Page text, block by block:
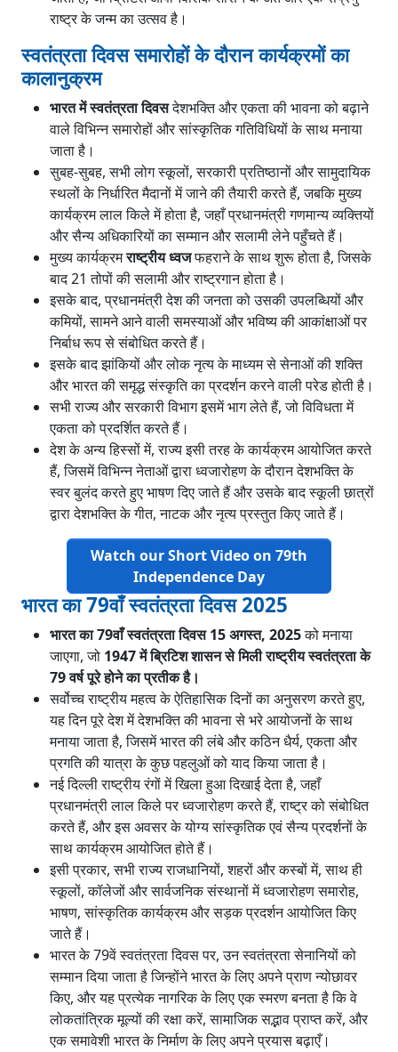
राष्ट्र के जन्म का उत्सव है।
स्वतंत्रता दिवस समारोहों के दौरान कार्यक्रमों का
कालानुक्रम
भारत में स्वतंत्रता दिवसदेशभक्ति और एकता की भावना को बढ़ाने
वाले विभिन्न समारोहों और सांस्कृतिक गतिविधियों के साथ मनाया
जाता है।
सुबह-सुबह, सभी लोग स्कूलों, सरकारी प्रतिष्ठानों और सामुदायिक
स्थलों के निर्धारित मैदानों में जाने की तैयारी करते हैं, जबकि मुख्य
कार्यक्रम लाल किले में होता है, जहाँ प्रधानमंत्री गणमान्य व्यक्तियों
और सैन्य अधिकारियों का सम्मान और सलामी लेने पहुँचते हैं।
मुख्य कार्यक्रमराष्ट्रीय ध्वजफहराने के साथ शुरू होता है, जिसके
बाद 21 तोपों की सलामी और राष्ट्रगान होता है।
इसके बाद, प्रधानमंत्री देश की जनता को उसकी उपलब्धियों और
कमियों, सामने आने वाली समस्याओं और भविष्य की आकांक्षाओं पर
निर्बाध रूप से संबोधित करते हैं।
इसके बाद झांकियों और लोक नृत्य के माध्यम से सेनाओं की शक्ति
और भारत की समृद्ध संस्कृति का प्रदर्शन करने वाली परेड होती है।
सभी राज्य और सरकारी विभाग इसमें भाग लेते हैं, जो विविधता में
एकता को प्रदर्शित करते हैं।
देश के अन्य हिस्सों में, राज्य इसी तरह के कार्यक्रम आयोजित करते
हैं, जिसमें विभिन्न नेताओं द्वारा ध्वजारोहण के दौरान देशभक्ति के
स्वर बुलंद करते हुए भाषण दिए जाते हैं और उसके बाद स्कूली छात्रों
द्वारा देशभक्ति के गीत, नाटक और नृत्य प्रस्तुत किए जाते हैं।
Watch our Short Video on 79th
Independence Day
भारत का 79वाँ स्वतंत्रता दिवस 2025
भारत का 79वाँ स्वतंत्रता दिवस 15 अगस्त, 2025को मनाया
जाएगा, जो 1947 में ब्रिटिश शासन से मिली राष्ट्रीय स्वतंत्रता के
79 वर्ष पूरे होने का प्रतीक है।
सर्वोच्च राष्ट्रीय महत्व के ऐतिहासिक दिनों का अनुसरण करते हुए,
यह दिन पूरे देश में देशभक्ति की भावना से भरे आयोजनों के साथ
मनाया जाता है, जिसमें भारत की लंबे और कठिन धैर्य, एकता और
प्रगति की यात्रा के कुछ पहलुओं को याद किया जाता है।
नई दिल्ली राष्ट्रीय रंगों में खिला हुआ दिखाई देता है, जहाँ
प्रधानमंत्री लाल किले पर ध्वजारोहण करते हैं, राष्ट्र को संबोधित
करते हैं, और इस अवसर के योग्य सांस्कृतिक एवं सैन्य प्रदर्शनों के
साथ कार्यक्रम आयोजित होते हैं।
इसी प्रकार, सभी राज्य राजधानियों, शहरों और कस्बों में, साथ ही
स्कूलों, कॉलेजों और सार्वजनिक संस्थानों में ध्वजारोहण समारोह,
भाषण, सांस्कृतिक कार्यक्रम और सड़क प्रदर्शन आयोजित किए
जाते हैं।
भारत के 79वें स्वतंत्रता दिवस पर, उन स्वतंत्रता सेनानियों को
सम्मान दिया जाता है जिन्होंने भारत के लिए अपने प्राण न्योछावर
किए, और यह प्रत्येक नागरिक के लिए एक स्मरण बनता है कि वे
लोकतांत्रिक मूल्यों की रक्षा करें, सामाजिक सद्भाव प्राप्त करें, और
एक समावेशी भारत के निर्माण के लिए अपने प्रयास बढ़ाएँ।